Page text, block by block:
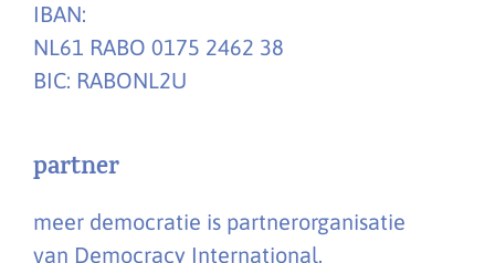
IBAN:
NL61 RABO 0175 2462 38
BIC: RABONL2U
partner
meer democratie is partnerorganisatie
van Democracy International.